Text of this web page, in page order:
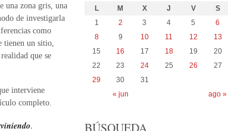
una zona gris, una
de investigarla
como
tienen un sitio,
que se
interviene
completo.
.
L M X J V S
« jun ago »
1 2 3 4 5 6
8
9 10 11 12 13
15
16 17 18 19 20
22
23 24 25 26 27
29
30 31
BÚSQUEDA